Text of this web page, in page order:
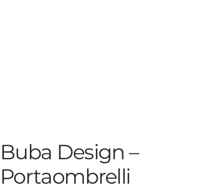
Buba Design –
Portaombrelli